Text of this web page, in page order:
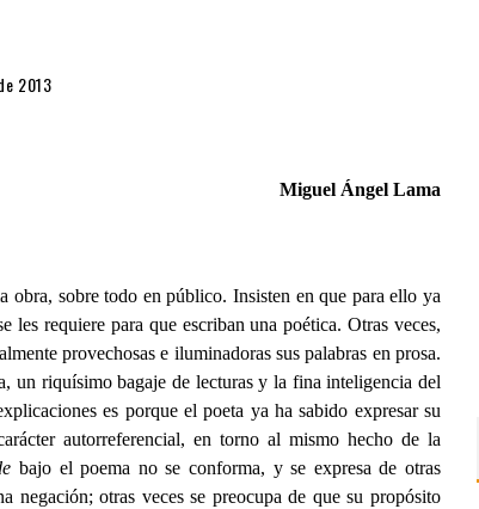
2013
Miguel Ángel Lama
obra, sobre todo en público. Insisten en que para ello ya
les requiere para que escriban una poética. Otras veces,
provechosas e iluminadoras sus palabras en prosa.
un riquísimo bagaje de lecturas y la fina inteligencia del
es porque el poeta ya ha sabido expresar su
autorreferencial, en torno al mismo hecho de la
bajo el poema no se conforma, y se expresa de otras
negación; otras veces se preocupa de que su propósito